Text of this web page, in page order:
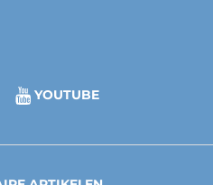
YOUTUBE